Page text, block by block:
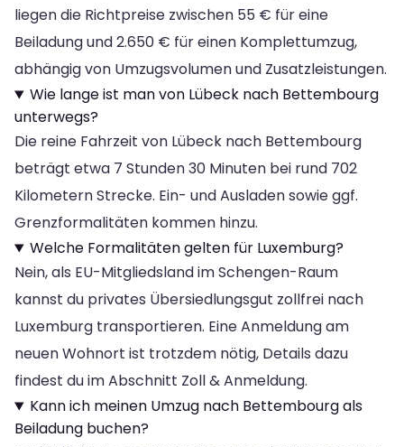
liegen die Richtpreise zwischen 55 € für eine
Beiladung und 2.650 € für einen Komplettumzug,
abhängig von Umzugsvolumen und Zusatzleistungen.
Wie lange ist man von Lübeck nach Bettembourg
unterwegs?
Die reine Fahrzeit von Lübeck nach Bettembourg
beträgt etwa 7 Stunden 30 Minuten bei rund 702
Kilometern Strecke. Ein- und Ausladen sowie ggf.
Grenzformalitäten kommen hinzu.
Welche Formalitäten gelten für Luxemburg?
Nein, als EU-Mitgliedsland im Schengen-Raum
kannst du privates Übersiedlungsgut zollfrei nach
Luxemburg transportieren. Eine Anmeldung am
neuen Wohnort ist trotzdem nötig, Details dazu
findest du im Abschnitt Zoll & Anmeldung.
Kann ich meinen Umzug nach Bettembourg als
Beiladung buchen?